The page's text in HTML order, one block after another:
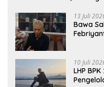
13 Juli
Bawa
10 Juli
LHP